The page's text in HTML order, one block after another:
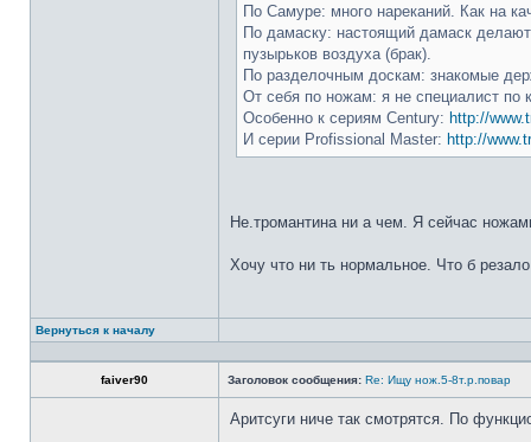
По Самуре: много нареканий. Как на
По дамаску: настоящий дамаск делают
пузырьков воздуха (брак).
По разделочным доскам: знакомые
От себя по ножам: я не специалист по
Особенно к сериям Century: http://
И серии Profissional Master: http://
Не.тромантина ни а чем. Я сейчас
Хочу что ни ть нормальное. Что б
Вернуться к началу
faiver90 Заголовок сообщения: Re: Ищу нож.5-8т.р.повар
Аритсуги ниче так смотрятся. По